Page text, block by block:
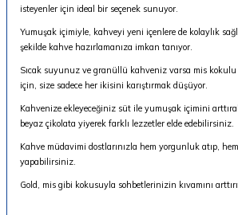
isteyenler için ideal bir seçenek sunuyor.
Yumuşak içimiyle, kahveyi yeni içenlere de kolaylık
şekilde kahve hazırlamanıza imkan tanıyor.
Sıcak suyunuz ve granüllü kahveniz varsa mis
için, size sadece her ikisini karıştırmak düşüyor.
Kahvenize ekleyeceğiniz süt ile yumuşak içimini
beyaz çikolata yiyerek farklı lezzetler elde edebilirsiniz.
Kahve müdavimi dostlarınızla hem yorgunluk atıp,
yapabilirsiniz.
Gold, mis gibi kokusuyla sohbetlerinizin kıvamını